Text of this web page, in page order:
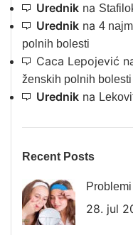
Urednik na
Urednik na 4
polnih bolesti
Caca Lepojević
ženskih polnih bolesti
Urednik na
Recent Posts
28. jul